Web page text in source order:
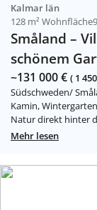
Kalmar län
128 m² Wohnfläche
Småland –
schönem
~131 000 € ( 1
Südschweden/
Kamin,
Natur direkt hinter
Mehr lesen